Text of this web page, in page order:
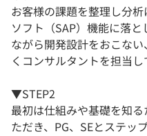
お客様の課題を整理し分
ソフト（SAP）機能に落
ながら開発設計をおこな
くコンサルタントを担当し
▼STEP2
最初は仕組みや基礎を知
ただき、PG、SEとステッ